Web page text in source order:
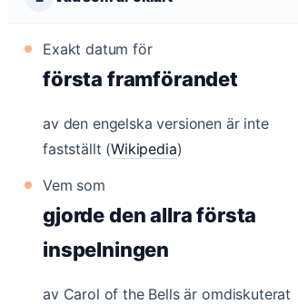
Exakt datum för
första framförandet
av den engelska versionen är inte
fastställt (Wikipedia)
Vem som
gjorde den allra första
inspelningen
av Carol of the Bells är omdiskuterat